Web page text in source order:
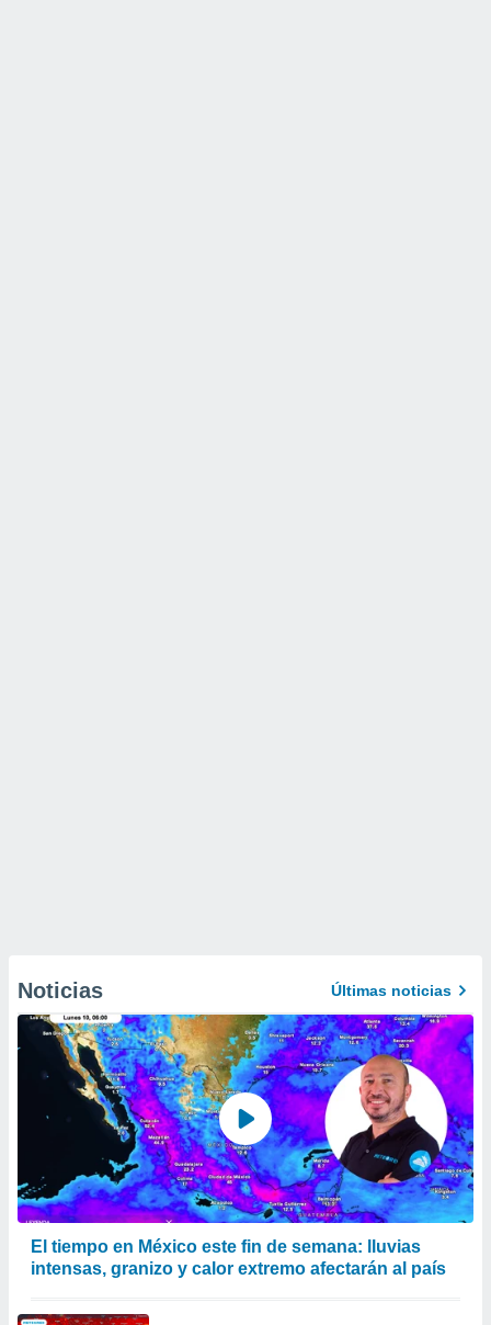
Noticias Últimas noticias
El tiempo en México este fin de semana: lluvias
intensas, granizo y calor extremo afectarán al país